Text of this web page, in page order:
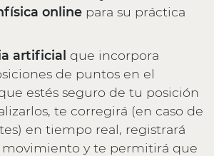
onlinepara su práctica
artificial que incorpora
de puntos en el
estés seguro de tu posición
te corregirá (en caso de
en tiempo real, registrará
movimiento y te permitirá que